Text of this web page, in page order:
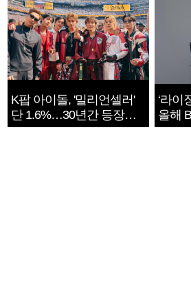
K팝 아이돌, '밀리언셀러'
단 1.6%…30년간 등장
1182개팀 전수조사
‘라이
올해
확정